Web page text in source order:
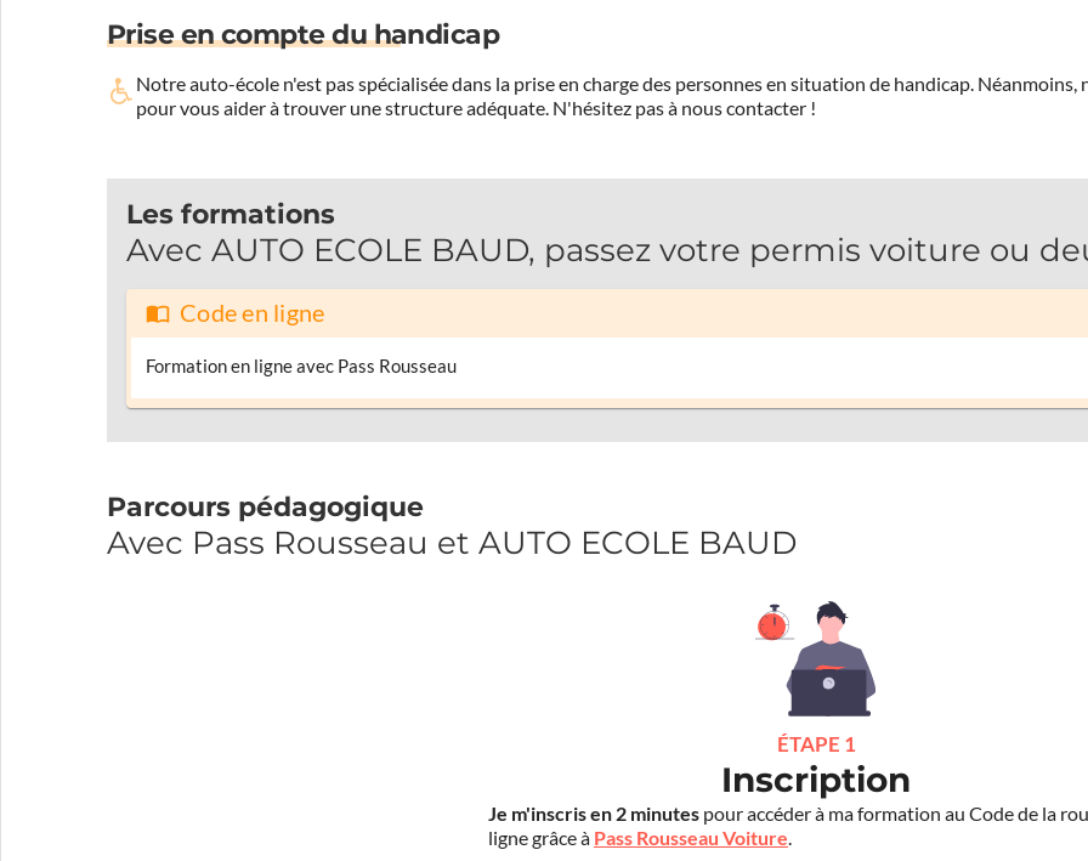
Prise en compte du handicap
Notre auto-école n'est pas spécialisée dans la prise en charge des personnes en situation de handicap.
pour vous aider à trouver une structure adéquate. N'hésitez pas à nous contacter !
Les formations
Avec AUTO ECOLE BAUD, passez votre permis voiture ou
Code en ligne
Formation en ligne avec Pass Rousseau
Parcours pédagogique
Avec Pass Rousseau et AUTO ECOLE BAUD
ÉTAPE 1
Inscription
Je m'inscris en 2 minutes pour accéder à ma formation au Code de la
ligne grâce à Pass Rousseau Voiture.